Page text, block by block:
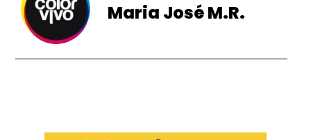
Maria José M.R.